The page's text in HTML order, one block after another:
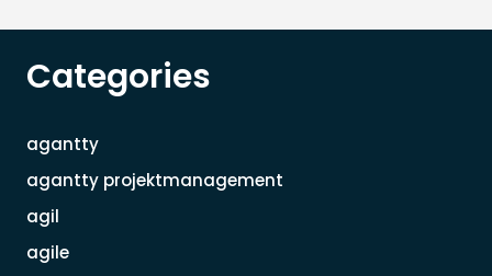
Categories
agantty
agantty projektmanagement
agil
agile